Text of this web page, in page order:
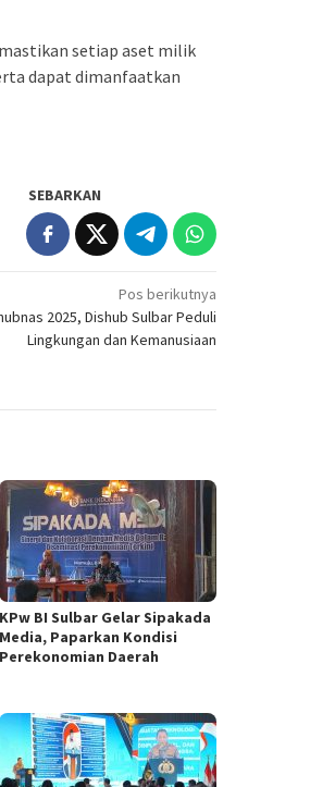
setiap aset milik
dapat dimanfaatkan
SEBARKAN
Pos berikutnya
2025, Dishub Sulbar Peduli
Lingkungan dan Kemanusiaan
KPw BI Sulbar Gelar Sipakada
Media, Paparkan Kondisi
Perekonomian Daerah